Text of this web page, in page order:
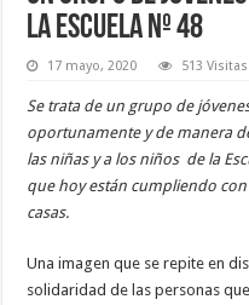
la Escuela Nº 48
17 mayo, 2020 513 Visitas
Se trata de un grupo de
oportunamente y de manera
las niñas y a los niños de la
que hoy están cumpliendo
casas.
Una imagen que se repite en
solidaridad de las personas